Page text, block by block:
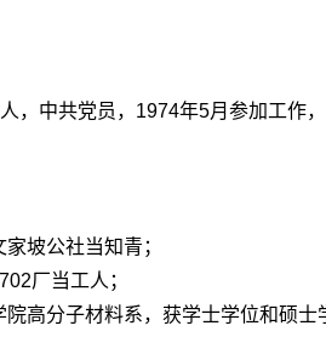
，中共党员，1974年5月参加工作
坡公社当知青；
厂当工人；
高分子材料系，获学士学位和硕士